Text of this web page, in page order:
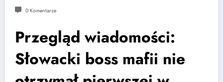
0 Komentarze
Przegląd wiadomości:
Słowacki boss mafii nie